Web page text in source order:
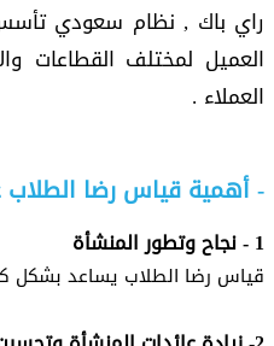
راي باك , نظام سعودي
العميل لمختلف القطاعات
العملاء .
- أهمية قياس رضا الطلاب
1 - نجاح وتطور المنشأة
قياس رضا الطلاب يساعد بشكل